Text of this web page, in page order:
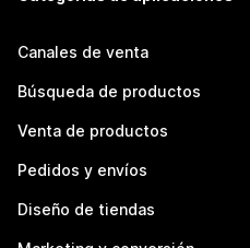
Canales de venta
Búsqueda de productos
Venta de productos
Pedidos y envíos
Diseño de tiendas